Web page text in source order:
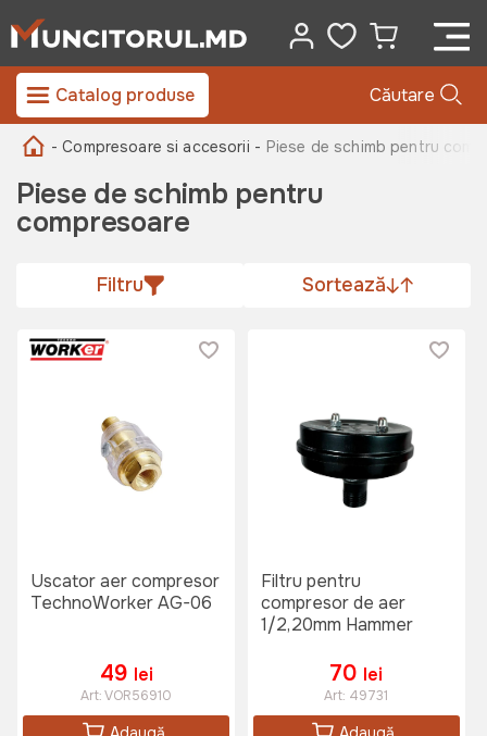
Catalog produse Căutare
- Compresoare si accesorii - Piese de schimb pentru
Piese de schimb pentru
compresoare
Filtru Sortează
Uscator aer compresor
TechnoWorker AG-06
49 lei
Art:VOR56910
Filtru pentru
compresor de aer
1/2,20mm Hammer
70 lei
Art: 49731